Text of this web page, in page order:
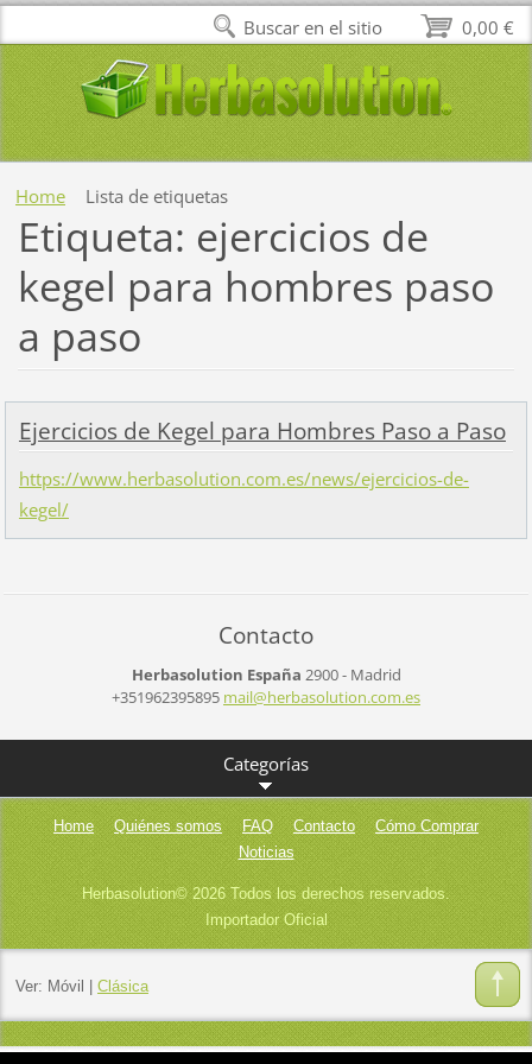
Home Lista de etiquetas
Etiqueta: ejercicios de
kegel para hombres paso
a paso
Ejercicios de Kegel para Hombres Paso a Paso
https://www.herbasolution.com.es/news/ejercicios-de-
kegel/
Contacto
Herbasolution España 2900 - Madrid
+351962395895 mail@herbasolution.com.es
Categorías
Home Quiénes somos FAQ Contacto
Cómo Comprar
Noticias
Herbasolution© 2026 Todos los derechos reservados.
Importador Oficial
Ver: Móvil Clásica
0,00 €
Buscar en el sitio